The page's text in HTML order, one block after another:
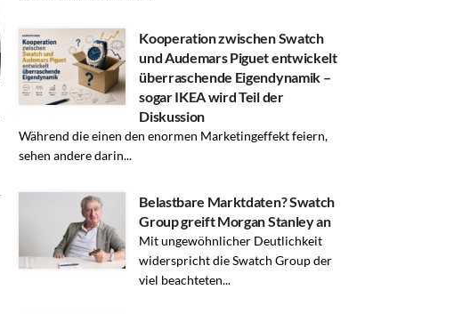
Kooperation zwischen Swatch
und Audemars Piguet entwickelt
überraschende Eigendynamik –
sogar IKEA wird Teil der
Diskussion
Während die einen den enormen Marketingeffekt feiern,
sehen andere darin...
Belastbare Marktdaten? Swatch
Group greift Morgan Stanley an
Mit ungewöhnlicher Deutlichkeit
widerspricht die Swatch Group der
viel beachteten...